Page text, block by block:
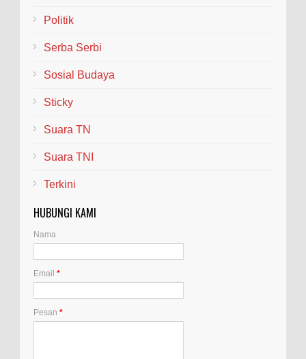
Politik
Serba Serbi
Sosial Budaya
Sticky
Suara TN
Suara TNI
Terkini
HUBUNGI KAMI
Nama
Email *
Pesan *